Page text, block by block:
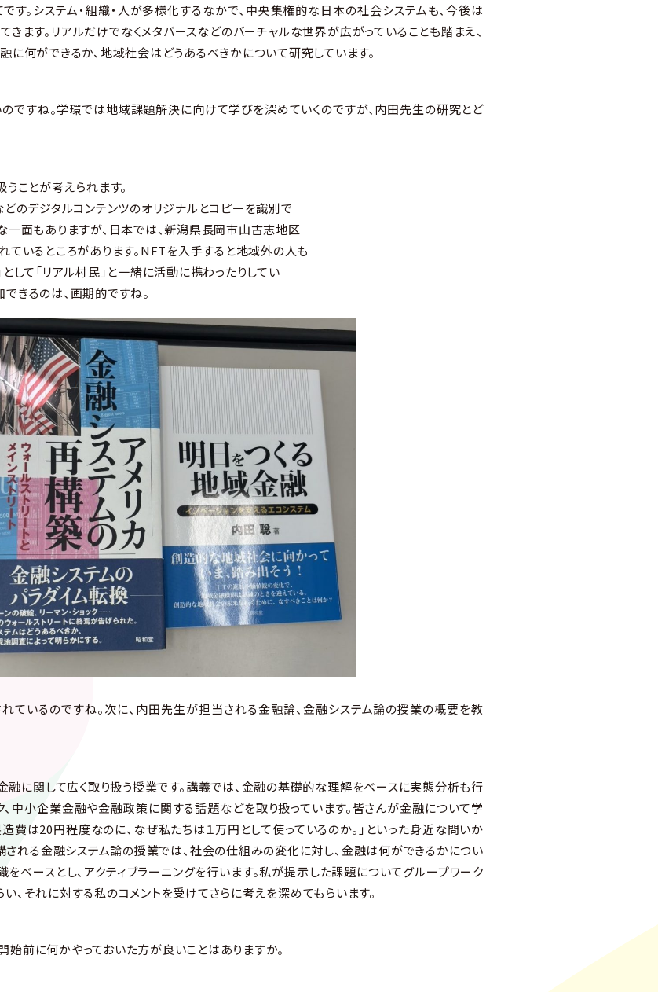
す。システム・組織・人が多様化するなかで、中央集権的な日本の社会システムも、今後は
ます。リアルだけでなくメタバースなどのバーチャルな世界が広がっていることも踏まえ、
何ができるか、地域社会はどうあるべきかについて研究しています。
ですね。学環では地域課題解決に向けて学びを深めていくのですが、内田先生の研究とど
ことが考えられます。
のデジタルコンテンツのオリジナルとコピーを識別で
一面もありますが、日本では、新潟県長岡市山古志地区
いるところがあります。NFTを入手すると地域外の人も
して「リアル村民」と一緒に活動に携わったりしてい
きるのは、画期的ですね。
ているのですね。次に、内田先生が担当される金融論、金融システム論の授業の概要を教
に関して広く取り扱う授業です。講義では、金融の基礎的な理解をベースに実態分析も行
、中小企業金融や金融政策に関する話題などを取り扱っています。皆さんが金融について学
費は20円程度なのに、なぜ私たちは１万円として使っているのか。」といった身近な問いか
れる金融システム論の授業では、社会の仕組みの変化に対し、金融は何ができるかについ
ベースとし、アクティブラーニングを行います。私が提示した課題についてグループワーク
、それに対する私のコメントを受けてさらに考えを深めてもらいます。
前に何かやっておいた方が良いことはありますか。